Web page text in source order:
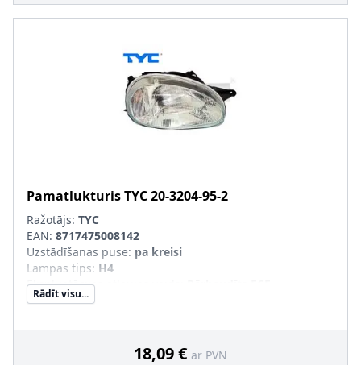
PamatlukturisTYC20-3204-95-2
Ražotājs: TYC
EAN: 8717475008142
Uzstādīšanas puse: pa kreisi
Lampas tips: H4
Ekspluatācijas atļaujas veids
Tr. līdzekļa aprīkojums
Rādīt visu...
18,09 € ar PVN